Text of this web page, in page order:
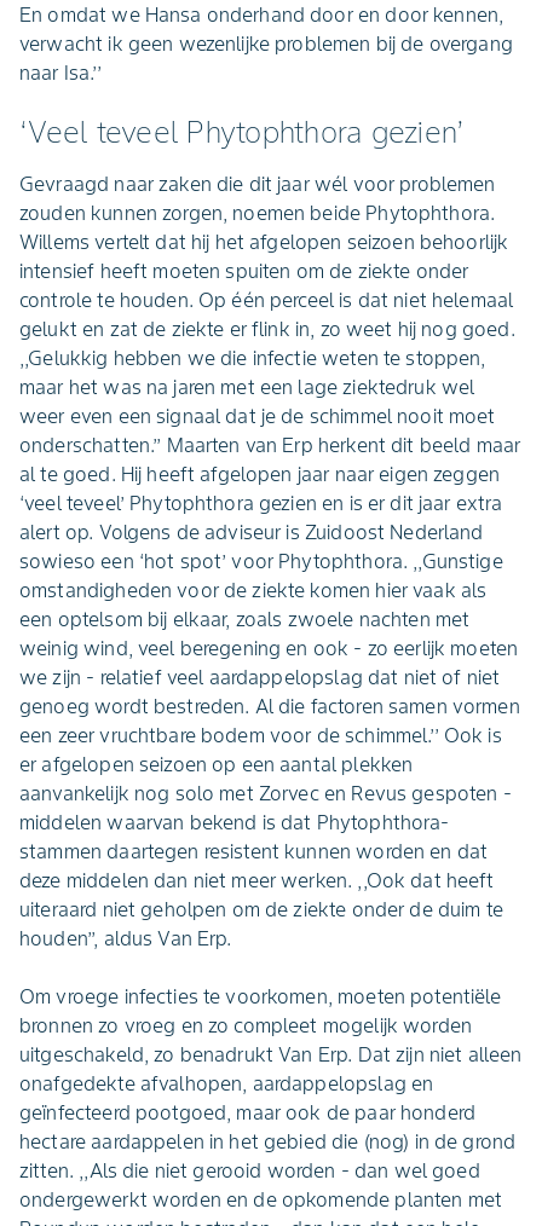
En omdat we Hansa onderhand door en door kennen,
verwacht ik geen wezenlijke problemen bij de overgang
naar Isa.’’
‘Veel teveel Phytophthora gezien’
Gevraagd naar zaken die dit jaar wél voor problemen
zouden kunnen zorgen, noemen beide Phytophthora.
Willems vertelt dat hij het afgelopen seizoen behoorlijk
intensief heeft moeten spuiten om de ziekte onder
controle te houden. Op één perceel is dat niet helemaal
gelukt en zat de ziekte er flink in, zo weet hij nog goed.
,,Gelukkig hebben we die infectie weten te stoppen,
maar het was na jaren met een lage ziektedruk wel
weer even een signaal dat je de schimmel nooit moet
onderschatten.’’ Maarten van Erp herkent dit beeld maar
al te goed. Hij heeft afgelopen jaar naar eigen zeggen
‘veel teveel’ Phytophthora gezien en is er dit jaar extra
alert op. Volgens de adviseur is Zuidoost Nederland
sowieso een ‘hot spot’ voor Phytophthora. ,,Gunstige
omstandigheden voor de ziekte komen hier vaak als
een optelsom bij elkaar, zoals zwoele nachten met
weinig wind, veel beregening en ook - zo eerlijk moeten
we zijn - relatief veel aardappelopslag dat niet of niet
genoeg wordt bestreden. Al die factoren samen vormen
een zeer vruchtbare bodem voor de schimmel.’’ Ook is
er afgelopen seizoen op een aantal plekken
aanvankelijk nog solo met Zorvec en Revus gespoten -
middelen waarvan bekend is dat Phytophthora-
stammen daartegen resistent kunnen worden en dat
deze middelen dan niet meer werken. ,,Ook dat heeft
uiteraard niet geholpen om de ziekte onder de duim te
houden’’, aldus Van Erp.
Om vroege infecties te voorkomen, moeten potentiële
bronnen zo vroeg en zo compleet mogelijk worden
uitgeschakeld, zo benadrukt Van Erp. Dat zijn niet alleen
onafgedekte afvalhopen, aardappelopslag en
geïnfecteerd pootgoed, maar ook de paar honderd
hectare aardappelen in het gebied die (nog) in de grond
zitten. ,,Als die niet gerooid worden - dan wel goed
ondergewerkt worden en de opkomende planten met